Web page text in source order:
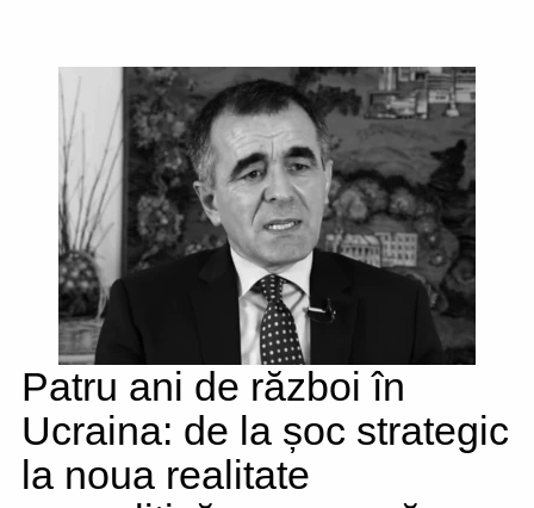
Patru ani de război în
Ucraina: de la șoc strategic
la noua realitate